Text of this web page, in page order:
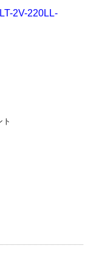
2V-220LL-
ト